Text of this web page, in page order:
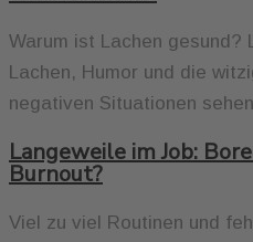
Warum ist Lachen gesund?
Lachen, Humor und die
negativen Situationen
Langeweile im Job:
Burnout?
Viel zu viel Routinen und